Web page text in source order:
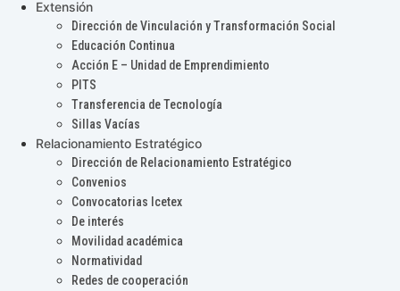
Extensión
Dirección de Vinculación y Transformación Social
Educación Continua
Acción E – Unidad de Emprendimiento
PITS
Transferencia de Tecnología
Sillas Vacías
Relacionamiento Estratégico
Dirección de Relacionamiento Estratégico
Convenios
Convocatorias Icetex
De interés
Movilidad académica
Normatividad
Redes de cooperación